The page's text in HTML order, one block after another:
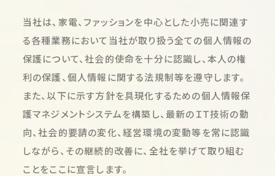
当社は、家電、ファッションを中心とした小売に関連す
る各種業務において当社が取り扱う全ての個人情報の
保護について、社会的使命を十分に認識し、本人の権
利の保護、個人情報に関する法規制等を遵守します。
また、以下に示す方針を具現化するための個人情報保
護マネジメントシステムを構築し、最新のＩＴ技術の動
向、社会的要請の変化、経営環境の変動等を常に認識
しながら、その継続的改善に、全社を挙げて取り組む
ことをここに宣言します。